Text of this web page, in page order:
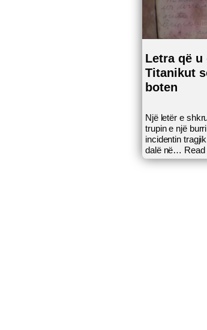
Letra që u
Titanikut
boten
Një letër e
trupin e një
incidentin
dalë në…